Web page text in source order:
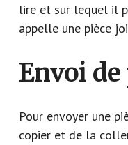
lire et sur lequel il
appelle une pièce
Envoi
Pour envoyer une
copier et de la